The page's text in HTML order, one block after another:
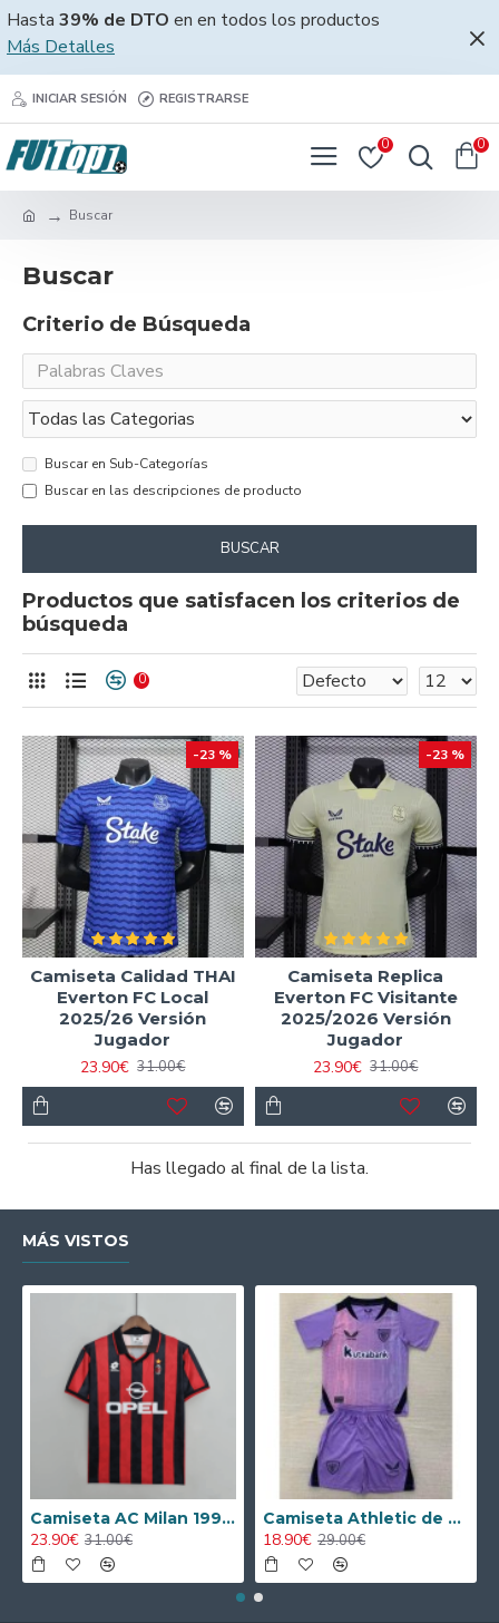
Hasta 39% de DTO en en todos los productos
Más Detalles
INICIAR SESIÓN REGISTRARSE
0 0
Buscar
Buscar
Criterio de Búsqueda
Buscar en Sub-Categorías
Buscar en las descripciones de producto
BUSCAR
Productos que satisfacen los criterios de
búsqueda
0
-23 %
Camiseta Calidad THAI
Everton FC Local
2025/26 Versión
Jugador
23.90€ 31.00€
-23 %
Camiseta Replica
Everton FC Visitante
2025/2026 Versión
Jugador
23.90€ 31.00€
Has llegado al final de la lista.
MÁS VISTOS
Camiseta AC Milan 1995/1996 Local Retro
23.90€ 31.00€
Camiseta Athletic de Bilbao 2024/2025 Alternativo Niño Kit
18.90€ 29.00€